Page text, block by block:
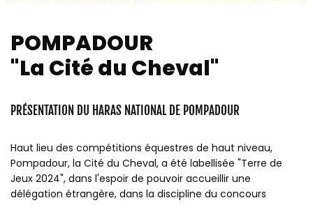
POMPADOUR
"La Cité du Cheval"
PRÉSENTATION DU HARAS NATIONAL DE POMPADOUR
Haut lieu des compétitions équestres de haut niveau,
Pompadour, la Cité du Cheval, a été labellisée "Terre de
Jeux 2024", dans l'espoir de pouvoir accueillir une
délégation étrangère, dans la discipline du concours